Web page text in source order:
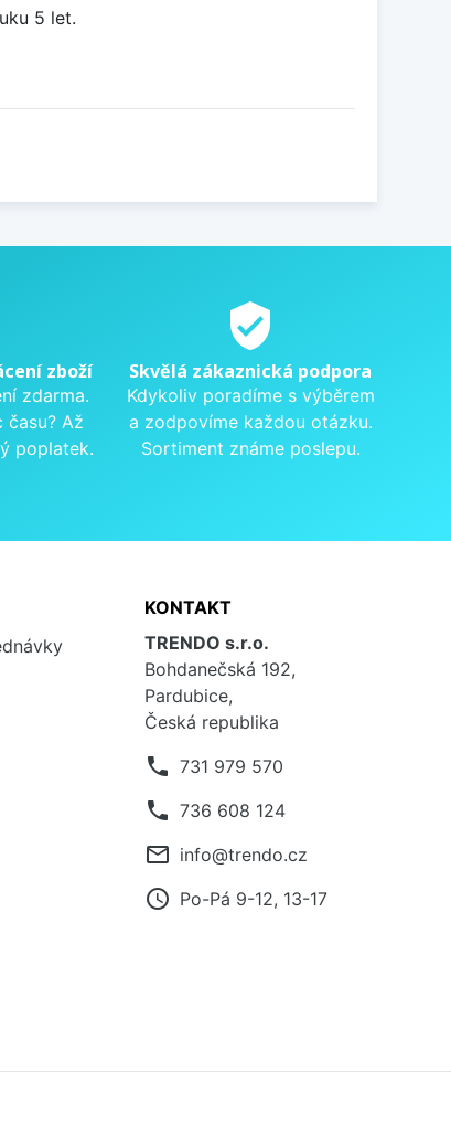
5 let.
zboží
zdarma.
času? Až
poplatek.
verified_user
Skvělá zákaznická podpora
Kdykoliv poradíme s výběrem
a zodpovíme každou otázku.
Sortiment známe poslepu.
KONTAKT
TRENDO s.r.o.
Bohdanečská 192,
Pardubice,
Česká republika
phone 731 979 570
phone 736 608 124
mail_outline info@trendo.cz
access_time Po-Pá 9-12, 13-17